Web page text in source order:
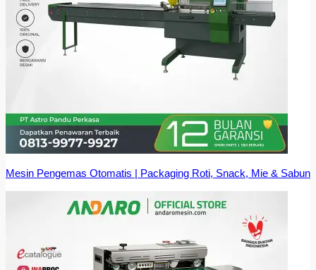
Mesin Pengemas Otomatis | Packaging Roti, Snack, Mie & Sabun